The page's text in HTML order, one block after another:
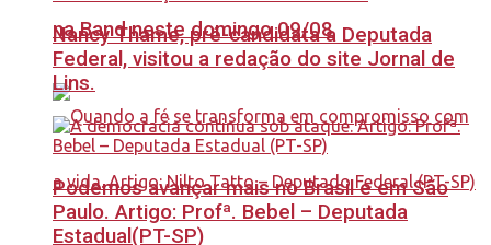
na Band neste domingo 09/08
Nancy Thame, pré-candidata a Deputada
Federal, visitou a redação do site Jornal de
Lins.
Podemos avançar mais no Brasil e em São
Paulo. Artigo: Profª. Bebel – Deputada
Estadual(PT-SP)